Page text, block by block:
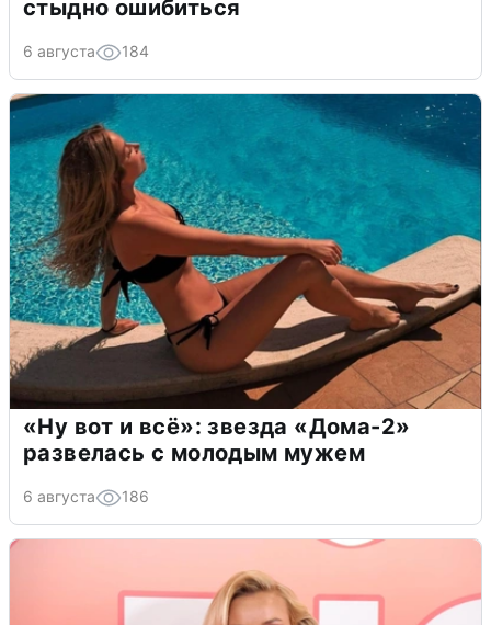
стыдно ошибиться
6 августа 184
«Ну вот и всё»: звезда «Дома-2»
развелась с молодым мужем
6 августа 186